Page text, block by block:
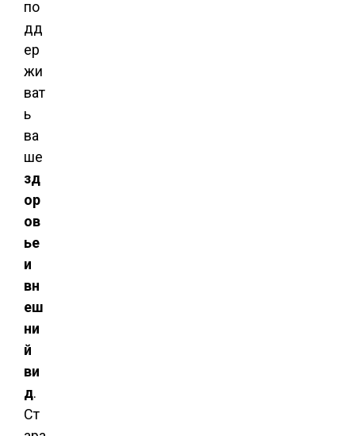
по
дд
ер
жи
ват
ь
ва
ше
зд
ор
ов
ье
и
вн
еш
ни
й
ви
д.
Ст